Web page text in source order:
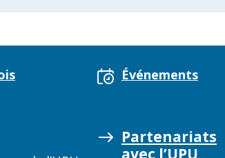
Événements
Partenariats
avec l’UPU